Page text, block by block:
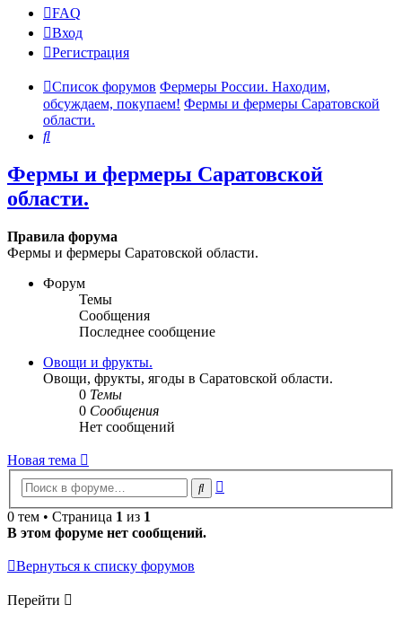
FAQ
Вход
Регистрация
Список форумов Фермеры России. Находим,
обсуждаем, покупаем! Фермы и фермеры Саратовской
области.
Поиск
Фермы и фермеры Саратовской
области.
Правила форума
Фермы и фермеры Саратовской области.
Форум
Темы
Сообщения
Последнее сообщение
Овощи и фрукты.
Овощи, фрукты, ягоды в Саратовской области.
0 Темы
0 Сообщения
Нет сообщений
Новая тема
Поиск
0 тем • Страница 1 из 1
В этом форуме нет сообщений.
Вернуться к списку форумов
Перейти